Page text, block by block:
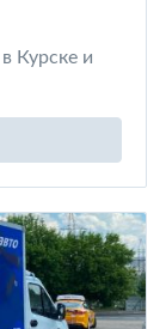
Курске и